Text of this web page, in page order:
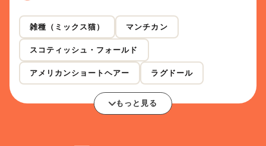
雑種（ミックス猫） マンチカン
スコティッシュ・フォールド
アメリカンショートヘアー ラグドール
もっと見る